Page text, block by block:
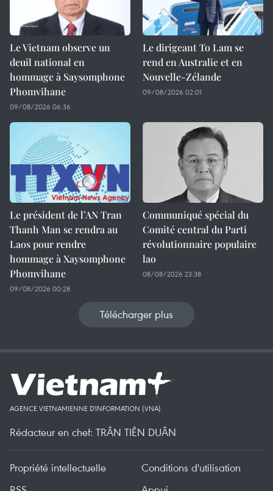
Le Vietnam observe un
deuil national en
hommage à Saysomphone
Phomvihane
09/08/2026 06:36
Le dirigeant To Lam se
rend en Australie et en
Nouvelle-Zélande
09/08/2026 02:01
Le président de l’AN Tran
Thanh Man se rendra au
Laos pour rendre
hommage à Xaysomphone
Phomvihane
09/08/2026 00:28
Communiqué spécial du
Comité central du Parti
révolutionnaire populaire
lao
08/08/2026 23:38
Télécharger plus
AGENCE VIETNAMIENNE D'INFORMATION (VNA)
Rédacteur en chef: TRÂN TIÊN DUÂN
Propriété intellectuelle
Conditions d'utilisation